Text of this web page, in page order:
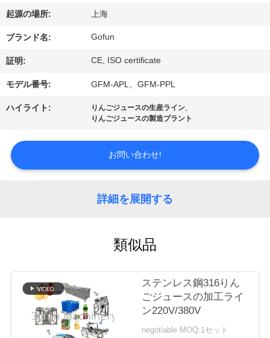
VR
シ
ョ
ー
私
達
起源の場所: 上海
ブランド名: Gofun
証明: CE, ISO certificate
モデル番号: GFM-APL、GFM-PPL
ハイライト: りんごジュースの生産ライン,
りんごジュースの製造プラント
お問い合わせ!
詳細を展開する
類似品
ステンレス鋼316りん
ごジュースの加工ライ
ン220V/380V
negotiable MOQ:1セット